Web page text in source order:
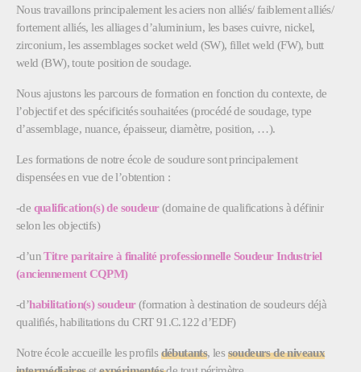
Nous travaillons principalement les aciers non alliés/ faiblement alliés/
fortement alliés, les alliages d’aluminium, les bases cuivre, nickel,
zirconium, les assemblages socket weld (SW), fillet weld (FW), butt
weld (BW), toute position de soudage.
Nous ajustons les parcours de formation en fonction du contexte, de
l’objectif et des spécificités souhaitées (procédé de soudage, type
d’assemblage, nuance, épaisseur, diamètre, position, …).
Les formations de notre école de soudure sont principalement
dispensées en vue de l’obtention :
-de qualification(s) de soudeur(domaine de qualifications à définir
selon les objectifs)
-d’un Titre paritaire à finalité professionnelle Soudeur Industriel
(anciennement CQPM)
-d’habilitation(s) soudeur(formation à destination de soudeurs déjà
qualifiés, habilitations du CRT 91.C.122 d’EDF)
Notre école accueille les profils débutants, les soudeurs de niveaux